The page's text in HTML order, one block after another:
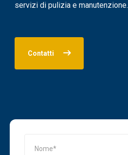
servizi di pulizia e manutenzione.
Contatti